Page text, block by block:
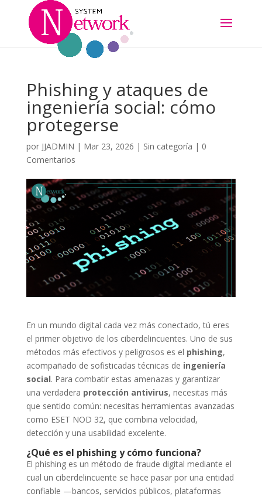
Phishing y ataques de
ingeniería social: cómo
protegerse
por JJADMIN | Mar 23, 2026 | Sin categoría | 0
Comentarios
En un mundo digital cada vez más conectado, tú eres
el primer objetivo de los ciberdelincuentes. Uno de sus
métodos más efectivos y peligrosos es el phishing,
acompañado de sofisticadas técnicas de ingeniería
social. Para combatir estas amenazas y garantizar
una verdadera protección antivirus, necesitas más
que sentido común: necesitas herramientas avanzadas
como ESET NOD 32, que combina velocidad,
detección y una usabilidad excelente.
¿Qué es el phishing y cómo funciona?
El phishing es un método de fraude digital mediante el
cual un ciberdelincuente se hace pasar por una entidad
confiable —bancos, servicios públicos, plataformas